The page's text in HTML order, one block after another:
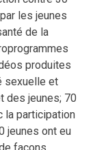
les jeunes
de la
produites
sexuelle et
des jeunes; 70
la participation
jeunes ont eu